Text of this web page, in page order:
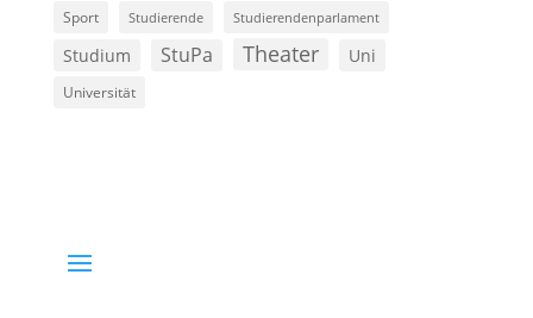
Sport Studierende Studierendenparlament
Studium StuPa Theater Uni
Universität